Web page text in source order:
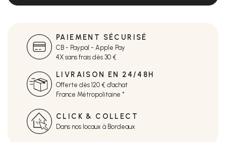
PAIEMENT SÉCURISÉ
CB - Paypal - Apple Pay
4X sans frais dès 30 €
LIVRAISON EN 24/48H
Offerte dès 120 € d'achat
France Métropolitaine *
CLICK & COLLECT
Dans nos locaux à Bordeaux